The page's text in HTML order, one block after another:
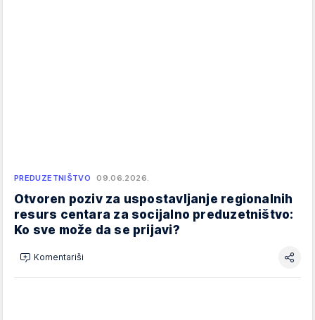
PREDUZETNIŠTVO 09.06.2026.
Otvoren poziv za uspostavljanje regionalnih
resurs centara za socijalno preduzetništvo:
Ko sve može da se prijavi?
Komentariši